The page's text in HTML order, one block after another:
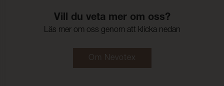
Vill du veta mer om oss?
Läs mer om oss genom att klicka nedan
Om Nevotex